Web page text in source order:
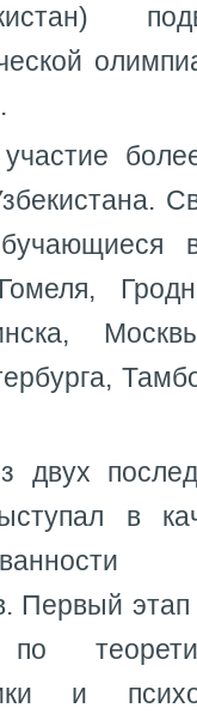
двух
в
Первый
по
и